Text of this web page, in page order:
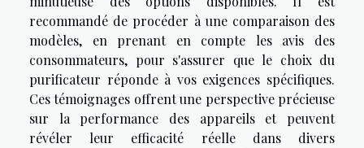
recommandé de procéder à une comparaison des
modèles, en prenant en compte les avis des
consommateurs, pour s'assurer que le choix du
purificateur réponde à vos exigences spécifiques.
Ces témoignages offrent une perspective précieuse
sur la performance des appareils et peuvent
révéler leur efficacité réelle dans divers